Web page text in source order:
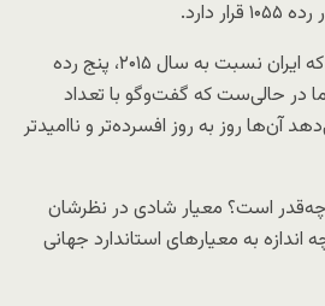
دارد.
همین آمار نشان می‌دهد که ایران نسبت به سال ۲۰۱۵، پنج رده
در حالی‌ست که گفت‌و‌گو با تعداد
آن‌ها روز به روز افسرده‌تر و ناامیدتر
است؟ معیار شادی در نظرشان
به معیارهای استاندارد جهانی